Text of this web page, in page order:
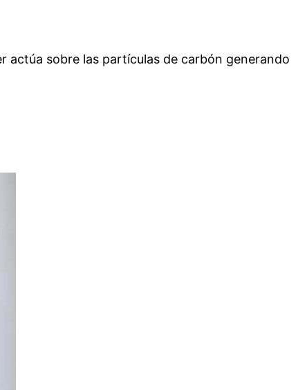
actúa sobre las partículas de carbón generando